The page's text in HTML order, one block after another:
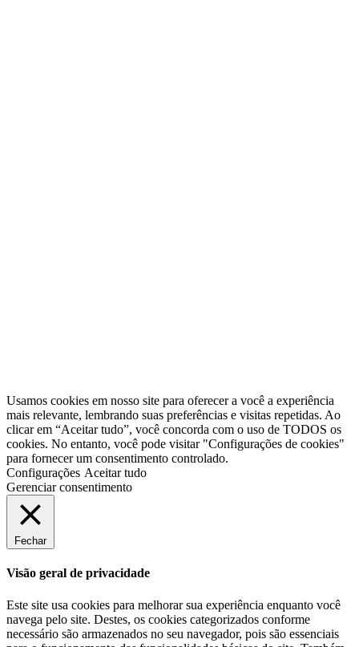
Usamos cookies em nosso site para oferecer a você a experiência
mais relevante, lembrando suas preferências e visitas repetidas. Ao
clicar em “Aceitar tudo”, você concorda com o uso de TODOS os
cookies. No entanto, você pode visitar "Configurações de cookies"
para fornecer um consentimento controlado.
Configurações Aceitar tudo
Gerenciar consentimento
Fechar
Visão geral de privacidade
Este site usa cookies para melhorar sua experiência enquanto você
navega pelo site. Destes, os cookies categorizados conforme
necessário são armazenados no seu navegador, pois são essenciais